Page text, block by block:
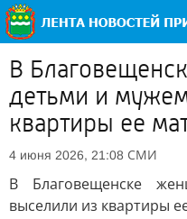
В
детьми и
квартиры ее
4 июня 2026, 21:08 СМИ
В Благовещенске
выселили из квартиры